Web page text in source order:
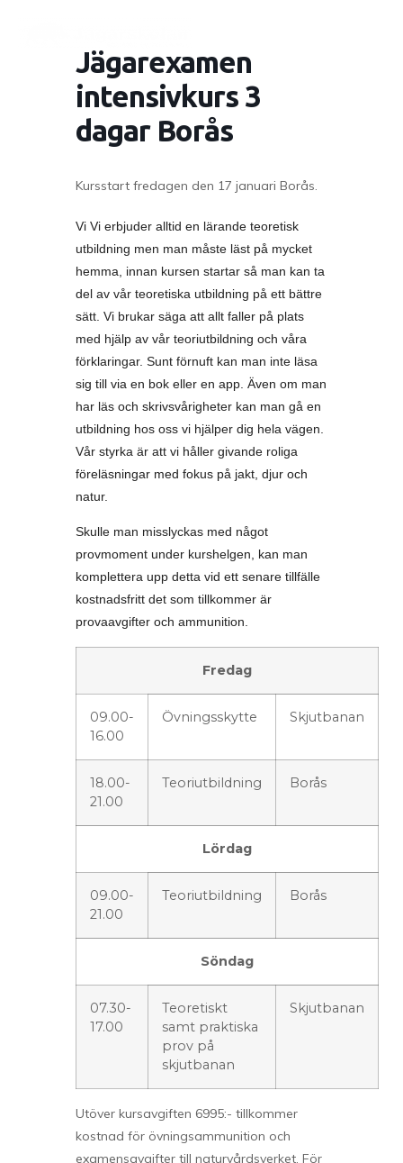
Jägarexamen
intensivkurs 3
dagar Borås
Kursstart fredagen den 17 januari Borås.
Vi Vi erbjuder alltid en lärande teoretisk
utbildning men man måste läst på mycket
hemma, innan kursen startar så man kan ta
del av vår teoretiska utbildning på ett bättre
sätt. Vi brukar säga att allt faller på plats
med hjälp av vår teoriutbildning och våra
förklaringar. Sunt förnuft kan man inte läsa
sig till via en bok eller en app. Även om man
har läs och skrivsvårigheter kan man gå en
utbildning hos oss vi hjälper dig hela vägen.
Vår styrka är att vi håller givande roliga
föreläsningar med fokus på jakt, djur och
natur.
Skulle man misslyckas med något
provmoment under kurshelgen, kan man
komplettera upp detta vid ett senare tillfälle
kostnadsfritt det som tillkommer är
provaavgifter och ammunition.
Fredag
09.00-
16.00
Övningsskytte Skjutbanan
18.00-
21.00
Teoriutbildning Borås
Lördag
09.00-
21.00
Teoriutbildning Borås
Söndag
07.30-
17.00
Teoretiskt
samt praktiska
prov på
skjutbanan
Skjutbanan
Utöver kursavgiften 6995:- tillkommer
kostnad för övningsammunition och
examensavgifter till naturvårdsverket. För